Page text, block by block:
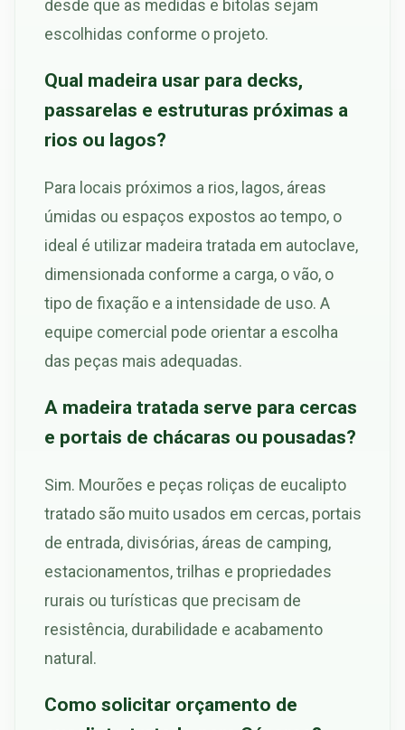
desde que as medidas e bitolas sejam
escolhidas conforme o projeto.
Qual madeira usar para decks,
passarelas e estruturas próximas a
rios ou lagos?
Para locais próximos a rios, lagos, áreas
úmidas ou espaços expostos ao tempo, o
ideal é utilizar madeira tratada em autoclave,
dimensionada conforme a carga, o vão, o
tipo de fixação e a intensidade de uso. A
equipe comercial pode orientar a escolha
das peças mais adequadas.
A madeira tratada serve para cercas
e portais de chácaras ou pousadas?
Sim. Mourões e peças roliças de eucalipto
tratado são muito usados em cercas, portais
de entrada, divisórias, áreas de camping,
estacionamentos, trilhas e propriedades
rurais ou turísticas que precisam de
resistência, durabilidade e acabamento
natural.
Como solicitar orçamento de